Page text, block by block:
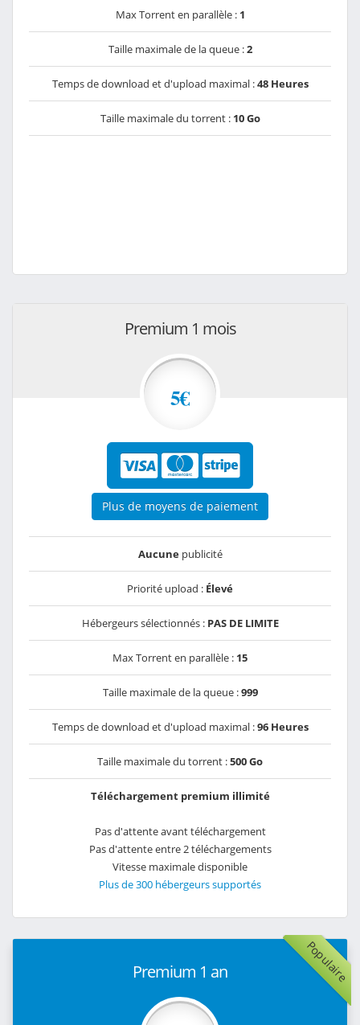
Max Torrent en parallèle : 1
Taille maximale de la queue :2
Temps de download et d'upload maximal :48 Heures
Taille maximale du torrent : 10 Go
Premium 1 mois
5€
Plus de moyens de paiement
Aucunepublicité
Priorité upload : Élevé
Hébergeurs sélectionnés : PAS DE LIMITE
Max Torrent en parallèle : 15
Taille maximale de la queue :999
Temps de download et d'upload maximal :96 Heures
Taille maximale du torrent :500 Go
Téléchargement premium illimité
Pas d'attente avant téléchargement
Pas d'attente entre 2 téléchargements
Vitesse maximale disponible
Plus de 300 hébergeurs supportés
Populaire
Premium 1 an